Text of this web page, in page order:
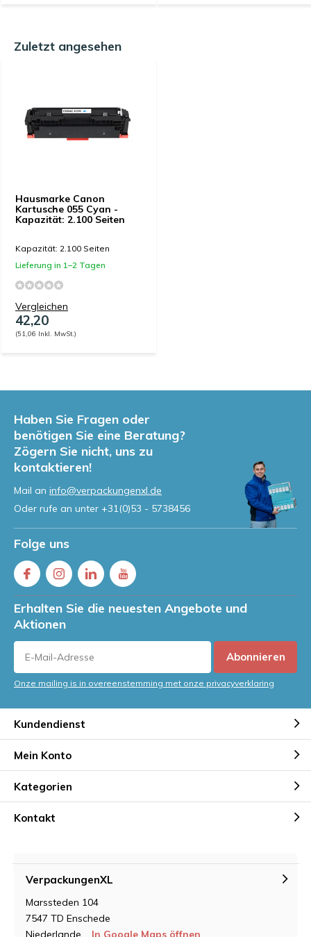
Zuletzt angesehen
Hausmarke Canon
Kartusche 055 Cyan -
Kapazität: 2.100 Seiten
Kapazität: 2.100 Seiten
Lieferung in 1–2 Tagen
Vergleichen
42,20
(51,06 Inkl. MwSt.)
Haben Sie Fragen oder
benötigen Sie eine Beratung?
Zögern Sie nicht, uns zu
kontaktieren!
Mail an info@verpackungenxl.de
Oder rufe an unter +31(0)53 - 5738456
Folge uns
Erhalten Sie die neuesten Angebote und
Aktionen
Abonnieren
Onze mailing is in overeenstemming met onze privacyverklaring
Kundendienst
Mein Konto
Kategorien
Kontakt
VerpackungenXL
Marssteden 104
7547 TD Enschede
Niederlande
In Google Maps öffnen